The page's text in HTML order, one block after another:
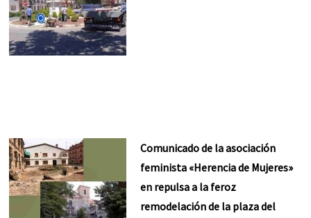
Comunicado de la asociación
feminista «Herencia de Mujeres»
en repulsa a la feroz
remodelación de la plaza del